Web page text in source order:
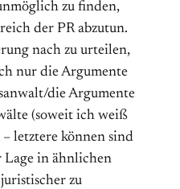
zu finden,
der PR abzutun.
nach zu urteilen,
nur die Argumente
die Argumente
(soweit ich weiß
letztere können sind
in ähnlichen
zu